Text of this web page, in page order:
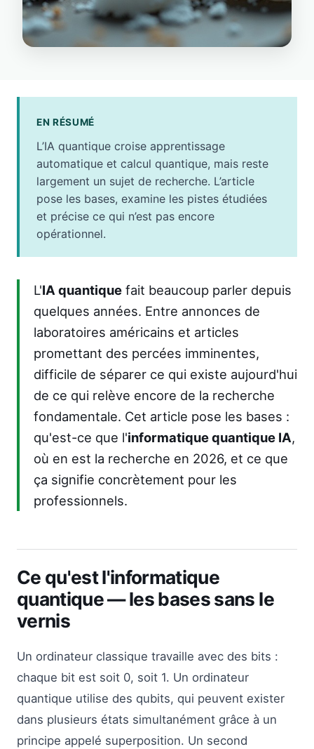
EN RÉSUMÉ
L’IA quantique croise apprentissage
automatique et calcul quantique, mais reste
largement un sujet de recherche. L’article
pose les bases, examine les pistes étudiées
et précise ce qui n’est pas encore
opérationnel.
L'IA quantique fait beaucoup parler depuis
quelques années. Entre annonces de
laboratoires américains et articles
promettant des percées imminentes,
difficile de séparer ce qui existe aujourd'hui
de ce qui relève encore de la recherche
fondamentale. Cet article pose les bases :
qu'est-ce que l'informatique quantique IA,
où en est la recherche en 2026, et ce que
ça signifie concrètement pour les
professionnels.
Ce qu'est l'informatique
quantique — les bases sans le
vernis
Un ordinateur classique travaille avec des bits :
chaque bit est soit 0, soit 1. Un ordinateur
quantique utilise des qubits, qui peuvent exister
dans plusieurs états simultanément grâce à un
principe appelé superposition. Un second